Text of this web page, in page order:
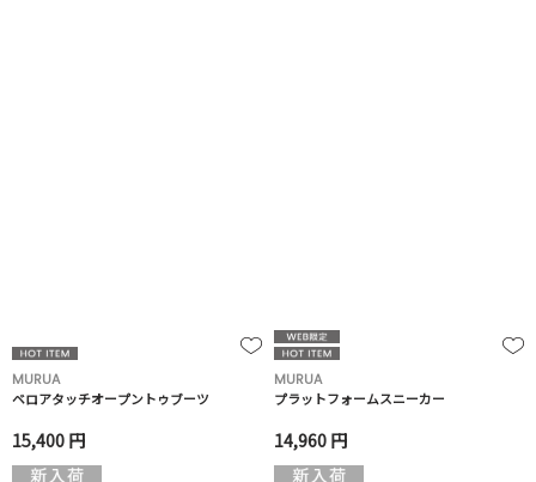
MURUA
ベロアタッチオープントゥブーツ
15,400 円
MURUA
プラットフォームスニーカー
14,960 円